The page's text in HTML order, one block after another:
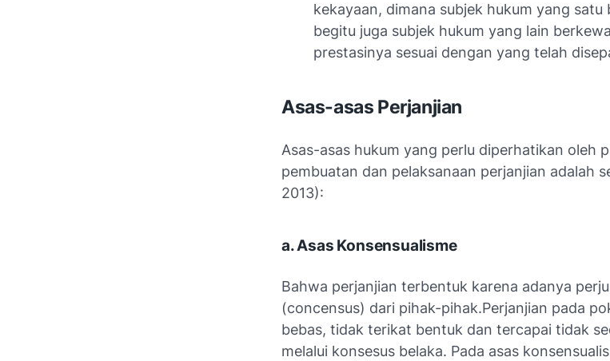
kekayaan, dimana subjek hukum yang
begitu juga subjek hukum yang lain
prestasinya sesuai dengan yang telah
Asas-asas Perjanjian
Asas-asas hukum yang perlu diperhatikan oleh
pembuatan dan pelaksanaan perjanjian adalah
2013):
a. Asas Konsensualisme
Bahwa perjanjian terbentuk karena adanya
(concensus) dari pihak-pihak.Perjanjian pada
bebas, tidak terikat bentuk dan tercapai tidak
melalui konsesus belaka. Pada asas